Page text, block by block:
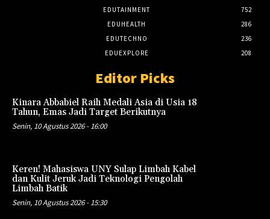
EDUTAINMENT
752
EDUHEALTH
286
EDUTECHNO
236
EDUEXPLORE
208
Editor Picks
Kinara Abbabiel Raih Medali Asia di Usia 18
Tahun, Emas Jadi Target Berikutnya
Senin, 10 Agustus 2026 - 16:00
Keren! Mahasiswa UNY Sulap Limbah Kabel
dan Kulit Jeruk Jadi Teknologi Pengolah
Limbah Batik
Senin, 10 Agustus 2026 - 15:30